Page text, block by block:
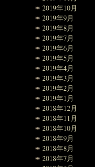
2019年10月
2019年9月
2019年8月
2019年7月
2019年6月
2019年5月
2019年4月
2019年3月
2019年2月
2019年1月
2018年12月
2018年11月
2018年10月
2018年9月
2018年8月
2018年7月